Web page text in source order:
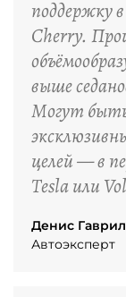
поддержку
Cherry.
выше
Могут
целей — в
Tesla или
Денис
Автоэксперт